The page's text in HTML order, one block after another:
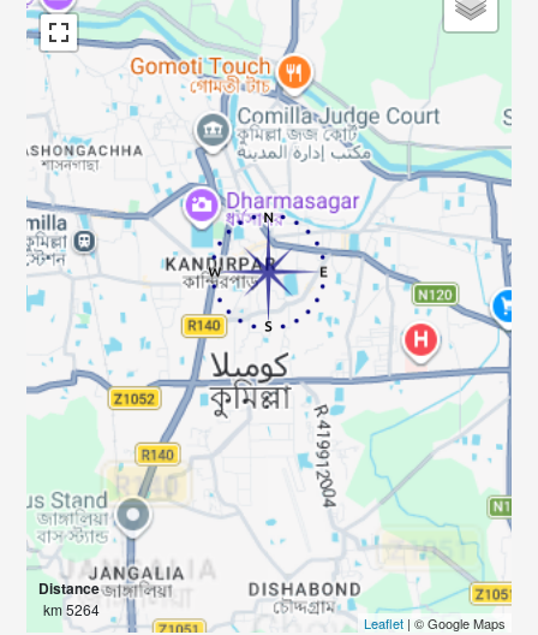
Distance
5264 km
Leaflet| © Google Maps